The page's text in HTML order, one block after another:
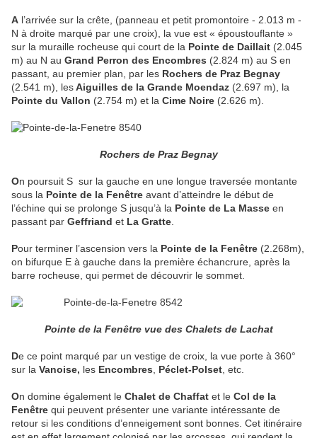
A l’arrivée sur la crête, (panneau et petit promontoire - 2.013 m -
N à droite marqué par une croix), la vue est « époustouflante »
sur la muraille rocheuse qui court de la Pointe de Daillait (2.045
m) au N au Grand Perron des Encombres (2.824 m) au S en
passant, au premier plan, par les Rochers de Praz Begnay
(2.541 m), lesAiguilles de la Grande Moendaz (2.697 m), la
Pointe du Vallon (2.754 m) et la Cime Noire (2.626 m).
Rochers de Praz Begnay
On poursuit S sur la gauche en une longue traversée montante
sous la Pointe de la Fenêtre avant d’atteindre le début de
l’échine qui se prolonge S jusqu’à la Pointe de La Masse en
passant par Geffriand et La Gratte
Pour terminer l’ascension vers la Pointe de la Fenêtre (2.268m),
on bifurque E à gauche dans la première échancrure, après la
barre rocheuse, qui permet de découvrir le sommet.
Pointe de la Fenêtre vue des Chalets de Lachat
De ce point marqué par un vestige de croix, la vue porte à 360°
sur la Vanoise, les Encombres Péclet-Polset , etc.
On domine également le Chalet de Chaffat et le Col de la
Fenêtre qui peuvent présenter une variante intéressante de
retour si les conditions d’enneigement sont bonnes. Cet itinéraire